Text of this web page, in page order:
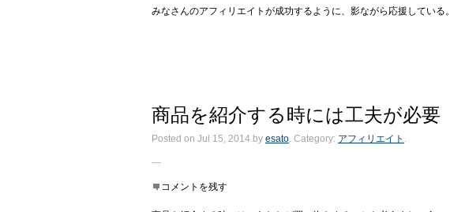
みなさんのアフィリエイトが成功するように、影ながら応援している。
商品を紹介する時には工夫が必要
Posted on Jul 15, 2014 by esato. Category: アフィリエイト .
コメントを残す